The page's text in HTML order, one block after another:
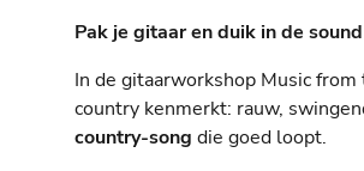
Pak je gitaar en duik in de
In de gitaarworkshop Music
country kenmerkt: rauw,
country-song die goed loopt.